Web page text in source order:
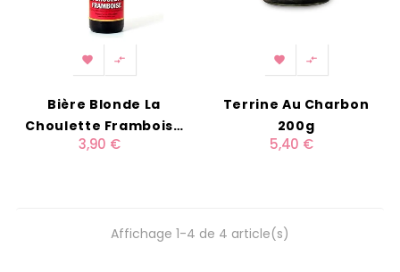
 
Bière Blonde La
Choulette Framboise
33cl
3,90 €
 
Terrine Au Charbon
200g
5,40 €
Affichage 1-4 de 4 article(s)